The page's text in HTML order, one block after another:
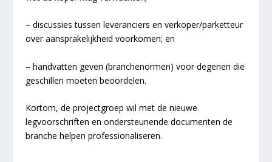
– discussies tussen leveranciers en verkoper/parketteur
over aansprakelijkheid voorkomen; en
– handvatten geven (branchenormen) voor degenen die
geschillen moeten beoordelen.
Kortom, de projectgroep wil met de nieuwe
legvoorschriften en ondersteunende documenten de
branche helpen professionaliseren.